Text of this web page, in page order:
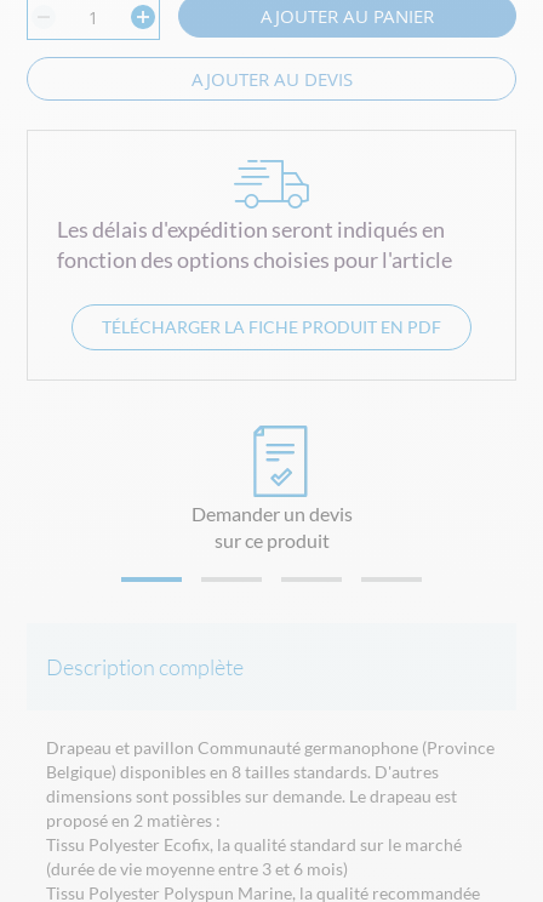
AJOUTER AU PANIER
AJOUTER AU DEVIS
Les délais d'expédition seront indiqués en
fonction des options choisies pour l'article
TÉLÉCHARGER LA FICHE PRODUIT EN PDF
Demander un devis
sur ce produit
Description complète
Drapeau et pavillon Communauté germanophone (Province
Belgique) disponibles en 8 tailles standards. D'autres
dimensions sont possibles sur demande. Le drapeau est
proposé en 2 matières :
Tissu Polyester Ecofix, la qualité standard sur le marché
(durée de vie moyenne entre 3 et 6 mois)
Tissu Polyester Polyspun Marine, la qualité recommandée